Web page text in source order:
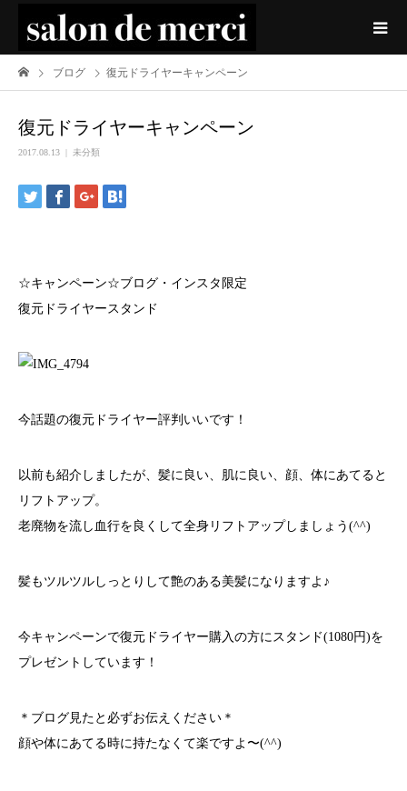
ブログ 復元ドライヤーキャンペーン
復元ドライヤーキャンペーン
2017.08.13 未分類
☆キャンペーン☆ブログ・インスタ限定
復元ドライヤースタンド
今話題の復元ドライヤー評判いいです！
以前も紹介しましたが、髪に良い、肌に良い、顔、体にあてると
リフトアップ。
老廃物を流し血行を良くして全身リフトアップしましょう(^^)
髪もツルツルしっとりして艶のある美髪になりますよ♪
今キャンペーンで復元ドライヤー購入の方にスタンド(1080円)を
プレゼントしています！
＊ブログ見たと必ずお伝えください＊
顔や体にあてる時に持たなくて楽ですよ〜(^^)